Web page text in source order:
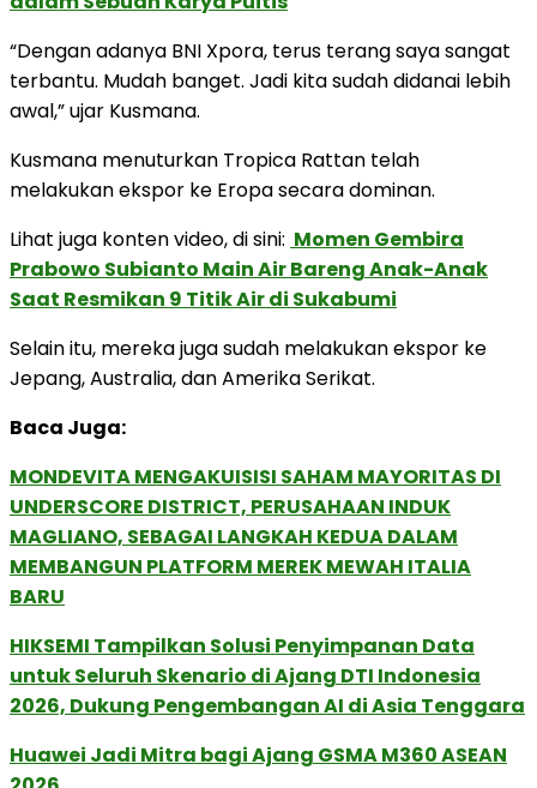
“Dengan adanya BNI Xpora, terus terang saya sangat
terbantu. Mudah banget. Jadi kita sudah didanai lebih
awal,” ujar Kusmana.
Kusmana menuturkan Tropica Rattan telah
melakukan ekspor ke Eropa secara dominan.
Lihat juga konten video, di sini: Momen Gembira
Prabowo Subianto Main Air Bareng Anak-Anak
Saat Resmikan 9 Titik Air di Sukabumi
Selain itu, mereka juga sudah melakukan ekspor ke
Jepang, Australia, dan Amerika Serikat.
Baca Juga:
MONDEVITA MENGAKUISISI SAHAM MAYORITAS DI
UNDERSCORE DISTRICT, PERUSAHAAN INDUK
MAGLIANO, SEBAGAI LANGKAH KEDUA DALAM
MEMBANGUN PLATFORM MEREK MEWAH ITALIA
BARU
HIKSEMI Tampilkan Solusi Penyimpanan Data
untuk Seluruh Skenario di Ajang DTI Indonesia
2026, Dukung Pengembangan AI di Asia Tenggara
Huawei Jadi Mitra bagi Ajang GSMA M360 ASEAN